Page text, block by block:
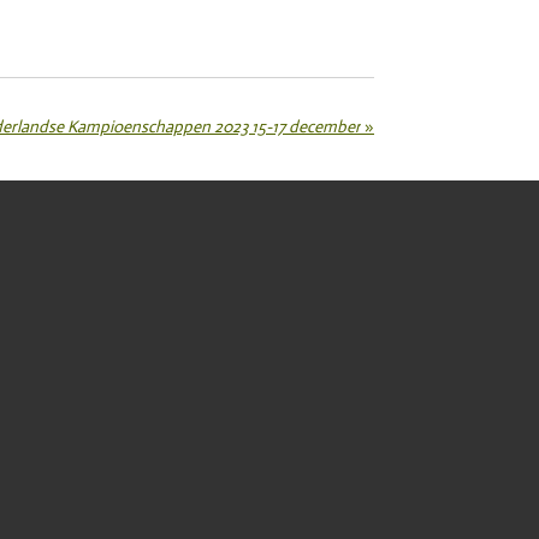
Kampioenschappen 2023 15-17 december»